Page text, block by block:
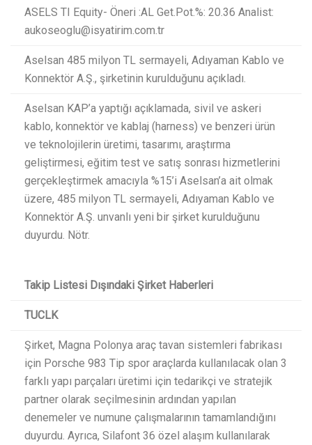
ASELS TI Equity- Öneri :AL Get.Pot.%: 20.36 Analist:
aukoseoglu@isyatirim.com.tr
Aselsan 485 milyon TL sermayeli, Adıyaman Kablo ve
Konnektör A.Ş., şirketinin kurulduğunu açıkladı.
Aselsan KAP’a yaptığı açıklamada, sivil ve askeri
kablo, konnektör ve kablaj (harness) ve benzeri ürün
ve teknolojilerin üretimi, tasarımı, araştırma
geliştirmesi, eğitim test ve satış sonrası hizmetlerini
gerçekleştirmek amacıyla %15’i Aselsan’a ait olmak
üzere, 485 milyon TL sermayeli, Adıyaman Kablo ve
Konnektör A.Ş. unvanlı yeni bir şirket kurulduğunu
duyurdu. Nötr.
Takip Listesi Dışındaki Şirket Haberleri
TUCLK
Şirket, Magna Polonya araç tavan sistemleri fabrikası
için Porsche 983 Tip spor araçlarda kullanılacak olan 3
farklı yapı parçaları üretimi için tedarikçi ve stratejik
partner olarak seçilmesinin ardından yapılan
denemeler ve numune çalışmalarının tamamlandığını
duyurdu. Ayrıca, Silafont 36 özel alaşım kullanılarak